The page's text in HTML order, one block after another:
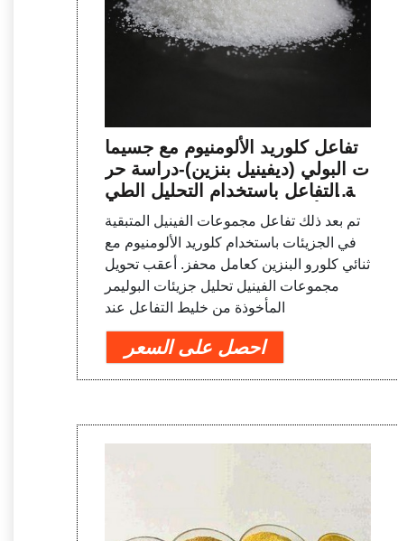
تفاعل كلوريد الألومنيوم مع جسيما
ت البولي (ديفينيل بنزين)-دراسة حر
كية التفاعل باستخدام التحليل الطي
في للأشعة تحت الحمراء. - ملخص
- تونس PMC
تم بعد ذلك تفاعل مجموعات الفينيل المتبقية
في الجزيئات باستخدام كلوريد الألومنيوم مع
ثنائي كلورو البنزين كعامل محفز. أعقب تحويل
مجموعات الفينيل تحليل جزيئات البوليمر
المأخوذة من خليط التفاعل عند
احصل على السعر